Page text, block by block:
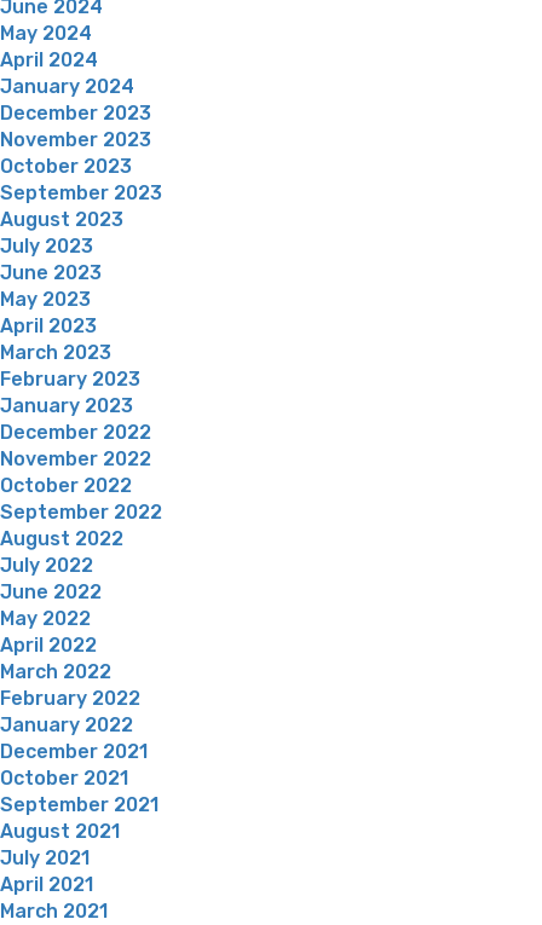
June 2024
May 2024
April 2024
January 2024
December 2023
November 2023
October 2023
September 2023
August 2023
July 2023
June 2023
May 2023
April 2023
March 2023
February 2023
January 2023
December 2022
November 2022
October 2022
September 2022
August 2022
July 2022
June 2022
May 2022
April 2022
March 2022
February 2022
January 2022
December 2021
October 2021
September 2021
August 2021
July 2021
April 2021
March 2021